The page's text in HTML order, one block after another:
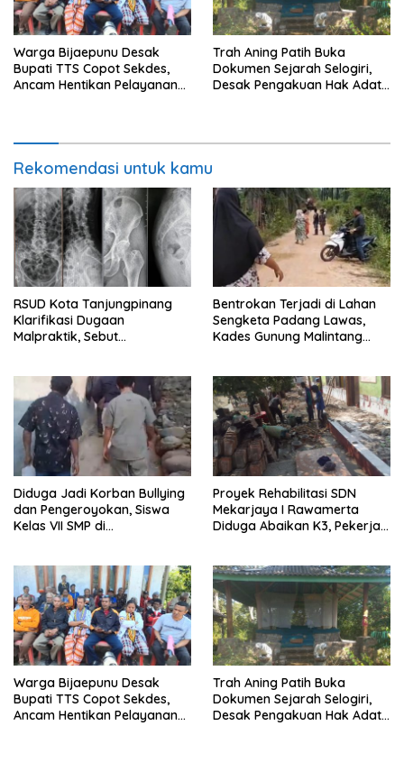
Warga Bijaepunu Desak
Bupati TTS Copot Sekdes,
Ancam Hentikan Pelayanan
Trah Aning Patih Buka
Dokumen Sejarah Selogiri,
Desak Pengakuan Hak Adat
Rekomendasi untuk kamu
RSUD Kota Tanjungpinang
Klarifikasi Dugaan
Malpraktik, Sebut
Bentrokan Terjadi di Lahan
Sengketa Padang Lawas,
Kades Gunung Malintang
Diduga Jadi Korban Bullying
dan Pengeroyokan, Siswa
Kelas VII SMP di
Proyek Rehabilitasi SDN
Mekarjaya I Rawamerta
Diduga Abaikan K3, Pekerja
Warga Bijaepunu Desak
Bupati TTS Copot Sekdes,
Ancam Hentikan Pelayanan
Trah Aning Patih Buka
Dokumen Sejarah Selogiri,
Desak Pengakuan Hak Adat